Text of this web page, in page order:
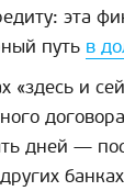
эта
путь в
«здесь и
дней —